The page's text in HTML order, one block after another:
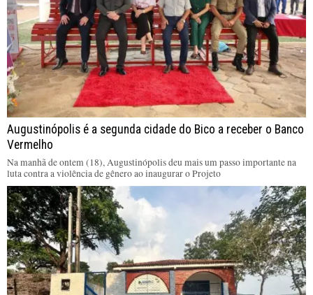
Augustinópolis é a segunda cidade do Bico a receber o Banco
Vermelho
Na manhã de ontem (18), Augustinópolis deu mais um passo importante na
luta contra a violência de gênero ao inaugurar o Projeto